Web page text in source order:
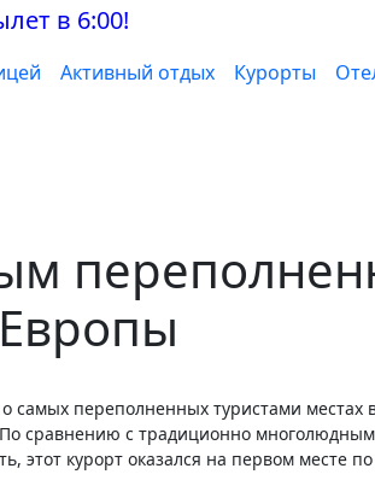
Активный отдых Курорты
сравнению с традиционно
этот курорт оказался на первом месте